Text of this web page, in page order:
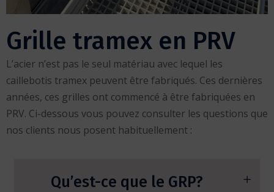
Grille tramex en PRV
L’acier n’est pas le seul matériau avec lequel les
caillebotis tramex peuvent être fabriqués. Ces dernières
années, ces grilles ont commencé à être fabriquées en
PRV. Ci-dessous vous pouvez consulter les questions que
nos clients nous posent habituellement :
Qu’est-ce que le GRP?